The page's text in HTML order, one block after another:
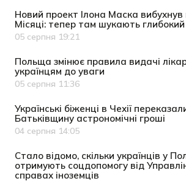
Новий проект Ілона Маска вибухнув
Місяці: тепер там шукають
Дата публікації
05 серпня 19:21
Польща змінює правила видачі
українцям до уваги
Дата публікації
05 серпня 11:36
Українські біженці в Чехії
Батьківщину астрономічні гроші
Дата публікації
04 серпня 14:05
Cтало відомо, скільки українців у
отримують соцдопомогу від
справах іноземців